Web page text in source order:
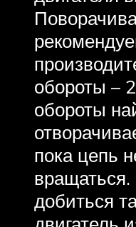
обороты –
обороты
пока цепь
добиться